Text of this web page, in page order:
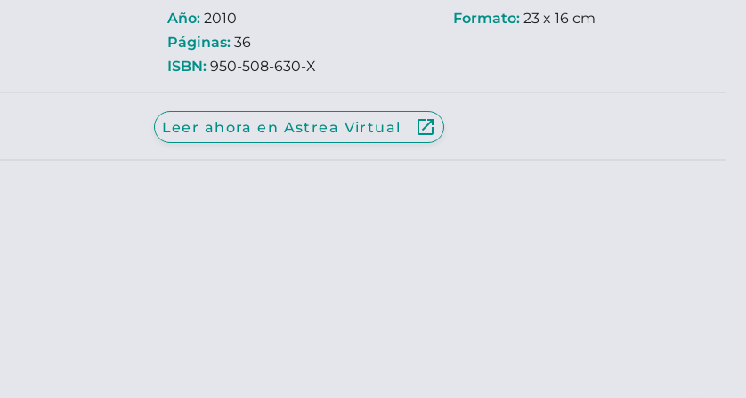
Año: 2010
Páginas: 36
ISBN: 950-508-630-X
Formato: 23 x 16 cm
Leer ahora en Astrea Virtual launch